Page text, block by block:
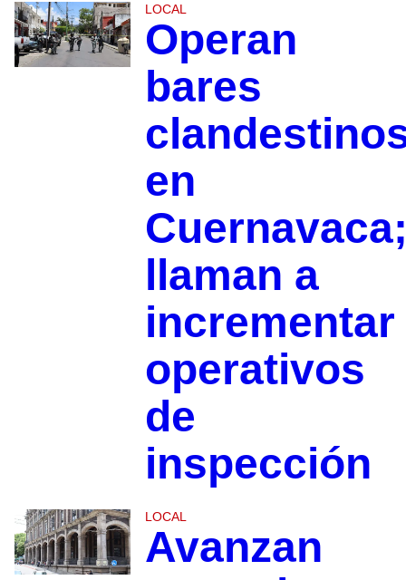
LOCAL
Operan
bares
en
llaman a
incrementar
operativos
de
inspección
LOCAL
Avanzan